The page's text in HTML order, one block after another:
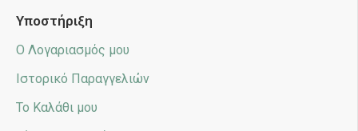
Υποστήριξη
Ο Λογαριασμός μου
Ιστορικό Παραγγελιών
Το Καλάθι μου